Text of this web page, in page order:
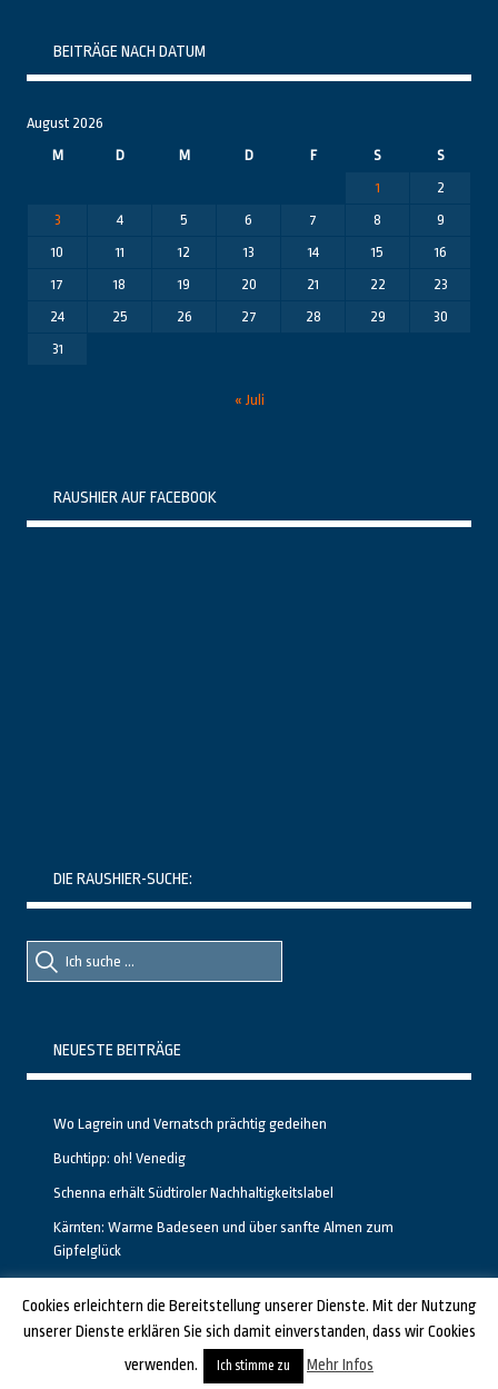
BEITRÄGE NACH DATUM
August 2026
M
D M D F S
S
1
2
3
4 5 6 7 8
9
10
11 12 13 14 15
16
17
18 19 20 21 22
23
24
25 26 27 28 29
30
31
« Juli
RAUSHIER AUF FACEBOOK
DIE RAUSHIER-SUCHE:
Suche
nach::
Suche
nach:
NEUESTE BEITRÄGE
Wo Lagrein und Vernatsch prächtig gedeihen
Buchtipp: oh! Venedig
Schenna erhält Südtiroler Nachhaltigkeitslabel
Kärnten: Warme Badeseen und über sanfte Almen zum
Gipfelglück
GESTALTET UND PROGRAMMIERT VON ALBERTO & FRANZ BEI LUCID.BERLIN
Cookies erleichtern die Bereitstellung unserer Dienste. Mit der Nutzung
unserer Dienste erklären Sie sich damit einverstanden, dass wir Cookies
verwenden.
Ich stimme zu Mehr Infos